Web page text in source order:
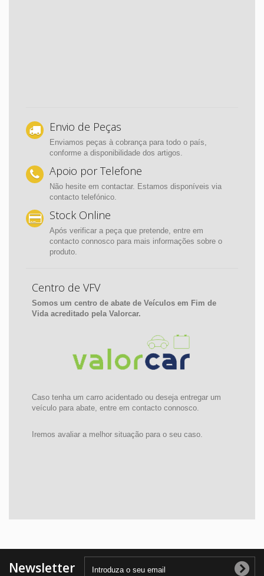
Envio de Peças
Enviamos peças à cobrança para todo o país,
conforme a disponibilidade dos artigos.
Apoio por Telefone
Não hesite em contactar. Estamos disponíveis via
contacto telefónico.
Stock Online
Após verificar a peça que pretende, entre em
contacto connosco para mais informações sobre o
produto.
Centro de VFV
Somos um centro de abate de Veículos em Fim de
Vida acreditado pela Valorcar.
Caso tenha um carro acidentado ou deseja entregar um
veículo para abate, entre em contacto connosco.
Iremos avaliar a melhor situação para o seu caso.
Newsletter